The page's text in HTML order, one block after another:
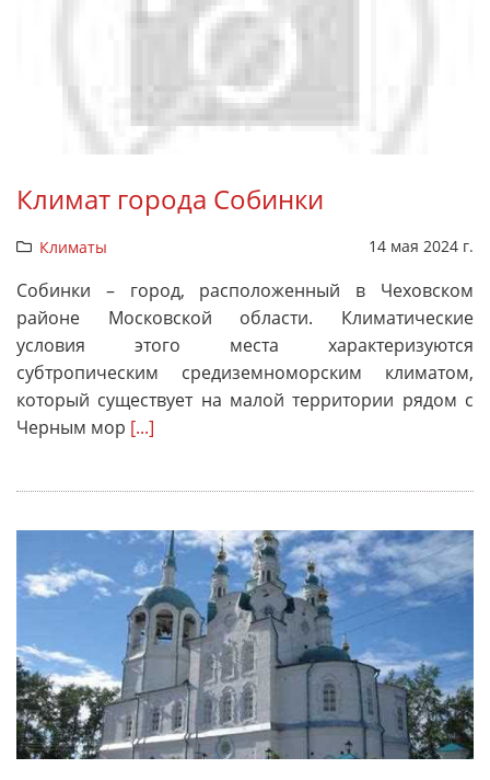
Климат города Собинки
Климаты 14 мая 2024 г.
Собинки – город, расположенный в Чеховском
районе Московской области. Климатические
условия этого места характеризуются
субтропическим средиземноморским климатом,
который существует на малой территории рядом с
Черным мор [...]